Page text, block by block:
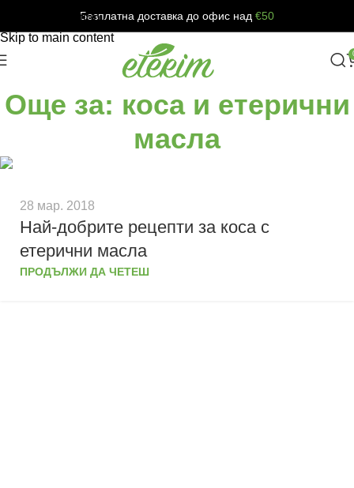
Skip to navigation
Skip to main content
Безплатна доставка до офис над €50
Още за: коса и етерични
масла
28 мар. 2018
Най-добрите рецепти за коса с
етерични масла
ПРОДЪЛЖИ ДА ЧЕТЕШ